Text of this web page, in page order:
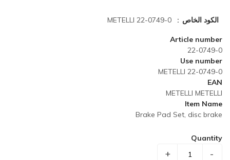
الكود الخاص METELLI 22-0749-0
Article number
22-0749-0
Use number
METELLI 22-0749-0
EAN
METELLI METELLI
Item Name
Brake Pad Set, disc brake
Quantity
-
+